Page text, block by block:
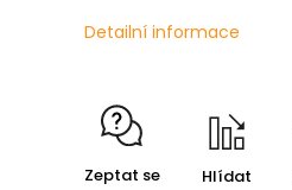
Detailní informace
Zeptat se Hlídat